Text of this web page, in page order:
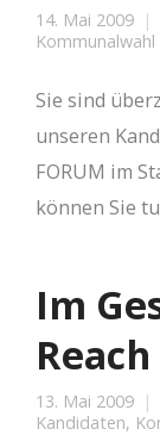
14. Mai 2009
Kommunalwahl
Sie sind
unseren
FORUM im
können Sie
Im
Reach
13. Mai 2009
Kandidaten,